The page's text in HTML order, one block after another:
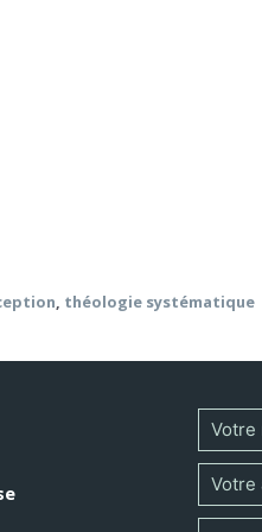
, théologie systématique